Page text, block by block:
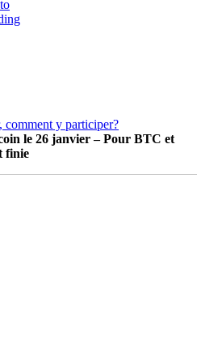
le 26 janvier – Pour BTC et
finie